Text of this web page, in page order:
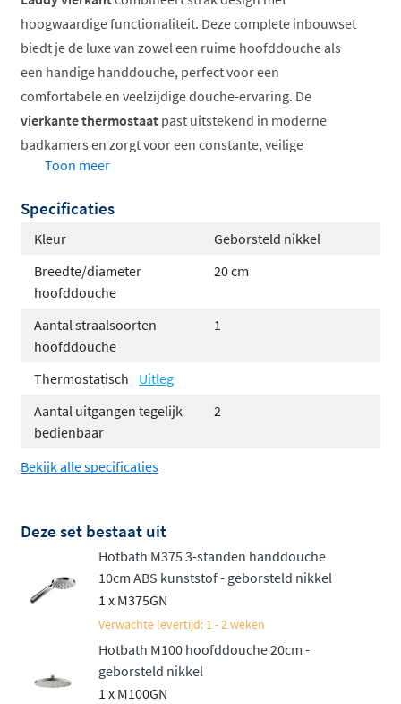
hoogwaardige functionaliteit. Deze complete inbouwset
biedt je de luxe van zowel een ruime hoofddouche als
een handige handdouche, perfect voor een
comfortabele en veelzijdige douche-ervaring. De
vierkante thermostaat past uitstekend in moderne
badkamers en zorgt voor een constante, veilige
watertemperatuur. Het inbouwdeel is inbegrepen, wat
Vierkante thermostatische bediening
Verkrijgbaar in chroom of geborsteld nikkel
Hoofddouche in 20, 25 of 30cm
druk
De Laddy serie: strak en eigentijds
De Laddy serie van Hotbath onderscheidt zich door zijn
met gladde draaiknoppen biedt intuïtieve bediening en
past perfect in hedendaagse badkamerinterieur. Of je
nu kiest voor glanzend chroom of mat geborsteld nikkel,
Samenstellen naar jouw voorkeur
Toon meer
Specificaties
Kleur
Geborsteld nikkel
Breedte/diameter
hoofddouche
20 cm
Aantal straalsoorten
hoofddouche
1
Thermostatisch
Uitleg
Aantal uitgangen tegelijk
bedienbaar
2
Bekijk alle specificaties
Deze set bestaat uit
Hotbath M375 3-standen handdouche
10cm ABS kunststof - geborsteld nikkel
1 x M375GN
Verwachte levertijd: 1 - 2 weken
Hotbath M100 hoofddouche 20cm -
geborsteld nikkel
1 x M100GN